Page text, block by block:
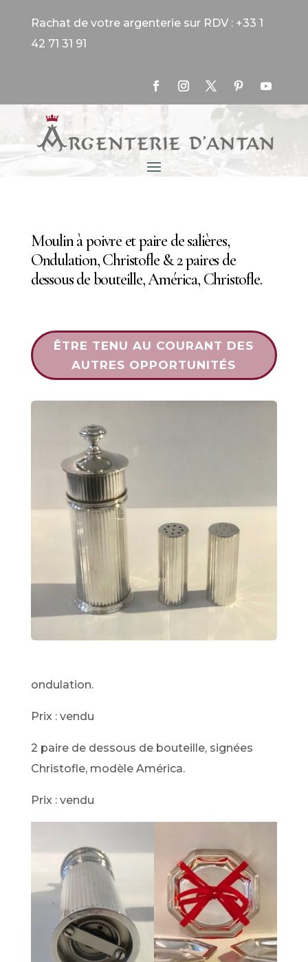
Rachat de votre argenterie sur RDV : +33 1
42 71 31 91
Moulin à poivre et paire de salières,
Ondulation, Christofle & 2 paires de
dessous de bouteille, América, Christofle.
ÊTRE TENU AU COURANT DES
AUTRES OPPORTUNITÉS
ondulation.
Prix : vendu
2 paire de dessous de bouteille, signées
Christofle, modèle América.
Prix : vendu